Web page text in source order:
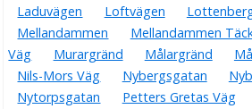
Laduvägen
Loftvägen
Mellandammen
Mellandammen
Väg
Murargränd Målargränd
Nils-Mors Väg
Nybergsgatan
Nytorpsgatan
Petters Gretas Väg